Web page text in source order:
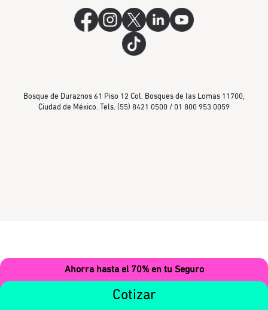
Ahorra hasta el 70% en tu Seguro
Cotizar
Bosque de Duraznos 61 Piso 12 Col. Bosques de las Lomas 11700,
Ciudad de México. Tels. (55) 8421 0500 / 01 800 953 0059